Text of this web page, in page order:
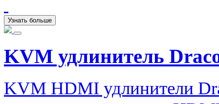
Узнать больше
KVM удлинитель
KVM HDMI удлинители